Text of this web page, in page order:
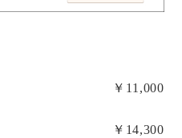
￥11,000
￥14,300